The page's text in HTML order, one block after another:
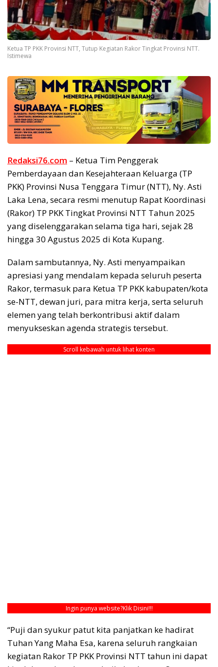
Ketua TP PKK Provinsi NTT, Tutup Kegiatan Rakor Tingkat Provinsi NTT.
Istimewa
Redaksi76.com – Ketua Tim Penggerak
Pemberdayaan dan Kesejahteraan Keluarga (TP
PKK) Provinsi Nusa Tenggara Timur (NTT), Ny. Asti
Laka Lena, secara resmi menutup Rapat Koordinasi
(Rakor) TP PKK Tingkat Provinsi NTT Tahun 2025
yang diselenggarakan selama tiga hari, sejak 28
hingga 30 Agustus 2025 di Kota Kupang.
Dalam sambutannya, Ny. Asti menyampaikan
apresiasi yang mendalam kepada seluruh peserta
Rakor, termasuk para Ketua TP PKK kabupaten/kota
se-NTT, dewan juri, para mitra kerja, serta seluruh
elemen yang telah berkontribusi aktif dalam
menyukseskan agenda strategis tersebut.
Scroll kebawah untuk lihat konten
Ingin punya website?Klik Disini!!!
“Puji dan syukur patut kita panjatkan ke hadirat
Tuhan Yang Maha Esa, karena seluruh rangkaian
kegiatan Rakor TP PKK Provinsi NTT tahun ini dapat